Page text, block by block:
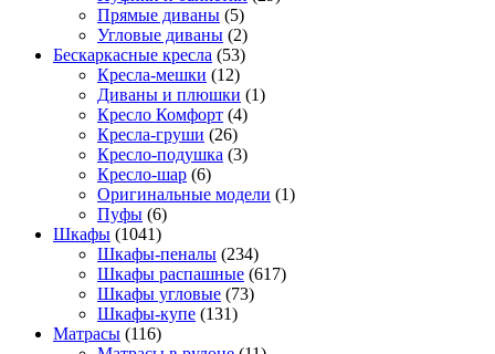
Прямые диваны (5)
Угловые диваны (2)
Бескаркасные кресла (53)
Кресла-мешки (12)
Диваны и плюшки (1)
Кресло Комфорт (4)
Кресла-груши (26)
Кресло-подушка (3)
Кресло-шар (6)
Оригинальные модели (1)
Пуфы (6)
Шкафы (1041)
Шкафы-пеналы (234)
Шкафы распашные (617)
Шкафы угловые (73)
Шкафы-купе (131)
Матрасы (116)